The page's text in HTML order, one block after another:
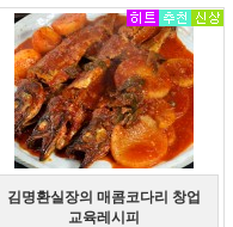
김명환실장의 매콤코다리 창업
교육레시피